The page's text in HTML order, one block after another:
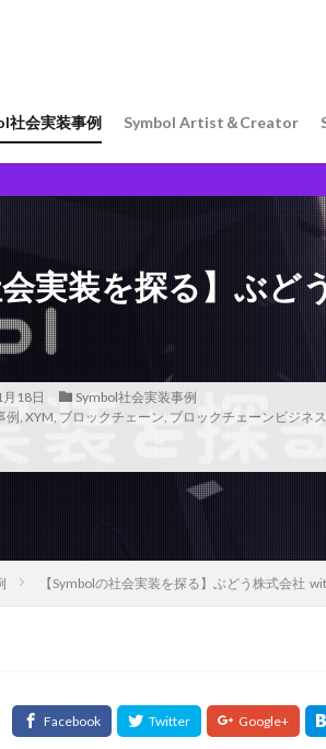
社会実装事例 Symbol Artist＆Creator
会実装を探る】ぶ
18日
Symbol社会実装事例
例, XYM, ブロックチェーン, ブロックチェーンビジネ
【Symbolの社会実装を探る】ぶどう株式会社